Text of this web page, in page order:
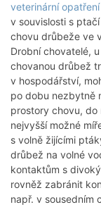
veterinární opatření
v souvislosti s
chovu drůbeže ve
Drobní chovatelé,
chovanou drůbež
v hospodářství,
po dobu nezbytně
prostory chovu,
nejvyšší možné
s volně žijícími
drůbež na volné
kontaktům s
rovněž zabránit
např. v sousedním